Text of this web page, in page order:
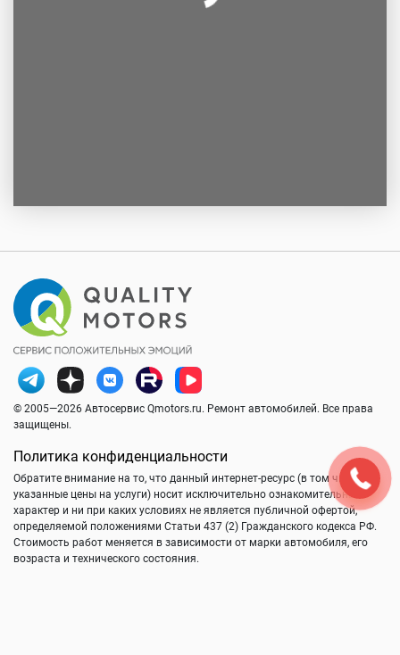
© 2005—2026 Автосервис Qmotors.ru. Ремонт автомобилей. Все права
защищены.
Политика конфиденциальности
Обратите внимание на то, что данный интернет-ресурс (в том числе
указанные цены на услуги) носит исключительно ознакомительный
характер и ни при каких условиях не является публичной офертой,
определяемой положениями Статьи 437 (2) Гражданского кодекса РФ.
Стоимость работ меняется в зависимости от марки автомобиля, его
возраста и технического состояния.